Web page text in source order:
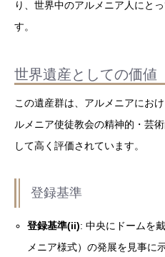
り、世界中のアルメニア人にと
す。
世界遺産としての価値
この遺産群は、アルメニアにお
ルメニア使徒教会の精神的・芸
して高く評価されています。
登録基準
登録基準(ii): 中央にドームを
メニア様式）の発展を見事に